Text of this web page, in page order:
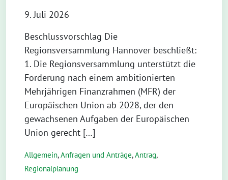
9. Juli 2026
Beschlussvorschlag Die
Regionsversammlung Hannover beschließt:
1. Die Regionsversammlung unterstützt die
Forderung nach einem ambitionierten
Mehrjährigen Finanzrahmen (MFR) der
Europäischen Union ab 2028, der den
gewachsenen Aufgaben der Europäischen
Union gerecht […]
Allgemein,Anfragen und Anträge,Antrag,
Regionalplanung